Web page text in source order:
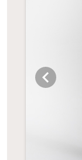
chevron_left